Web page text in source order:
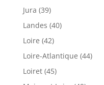
Jura (39)
Landes (40)
Loire (42)
Loire-Atlantique (44)
Loiret (45)